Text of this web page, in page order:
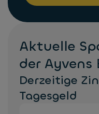
Aktuelle
der Ayvens
Derzeitige
Tagesgeld